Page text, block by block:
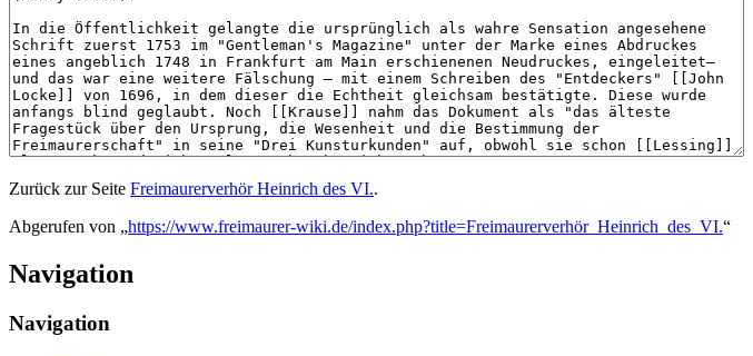
Zurück zur Seite Freimaurerverhör Heinrich des VI..
Abgerufen von „https://www.freimaurer-wiki.de/index.php?title=Freimaurerverhör_Heinrich_des_VI.“
Navigation
Navigation